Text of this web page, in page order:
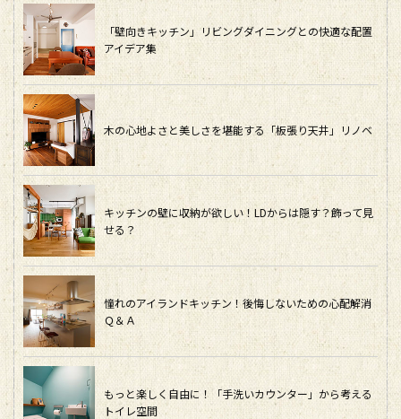
「壁向きキッチン」リビングダイニングとの快適な配置
アイデア集
木の心地よさと美しさを堪能する「板張り天井」リノベ
キッチンの壁に収納が欲しい！LDからは隠す？飾って見
せる？
憧れのアイランドキッチン！後悔しないための心配解消
Ｑ＆Ａ
もっと楽しく自由に！「手洗いカウンター」から考える
トイレ空間